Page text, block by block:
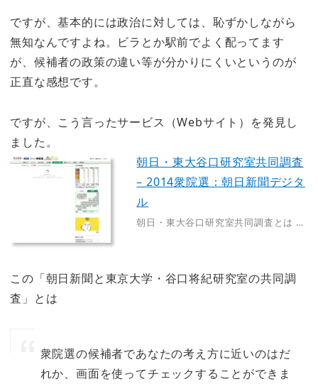
ですが、基本的には政治に対しては、恥ずかしながら
無知なんですよね。ビラとか駅前でよく配ってます
が、候補者の政策の違い等が分かりにくいというのが
正直な感想です。
ですが、こう言ったサービス（Webサイト）を発見し
ました。
朝日・東大谷口研究室共同調査
– 2014衆院選：朝日新聞デジタ
ル
朝日・東大谷口研究室共同調査とは …
この「朝日新聞と東京大学・谷口将紀研究室の共同調
査」とは
衆院選の候補者であなたの考え方に近いのはだ
れか、画面を使ってチェックすることができま